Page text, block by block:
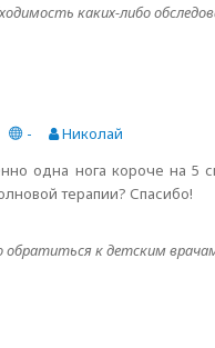
каких-либо
-
Николай
одна нога короче на 5
терапии? Спасибо!
обратиться к детским